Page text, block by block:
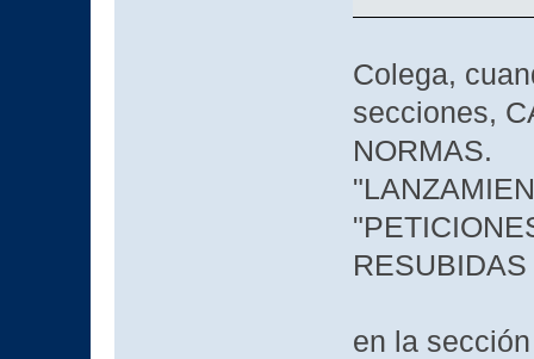
Colega,
secciones,
NORMAS.
en la